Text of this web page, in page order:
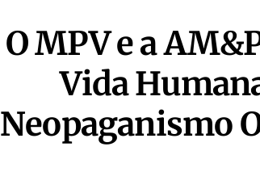
O MPV e a
Vida
Neopaganismo